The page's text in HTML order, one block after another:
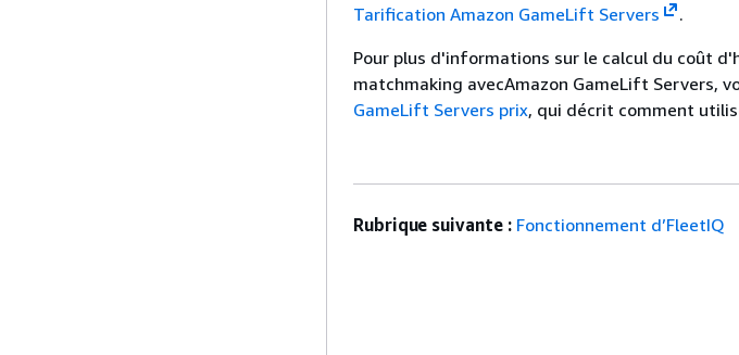
Tarification Amazon GameLift Servers
.
Pour plus d'informations sur le calcul du coût
matchmaking avecAmazon GameLift Servers,
GameLift Servers prix, qui décrit comment
Rubrique suivante : Fonctionnement d’FleetIQ